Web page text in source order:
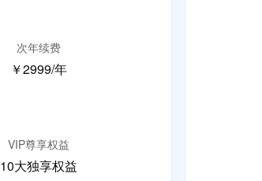
次年续费
￥2999/年
VIP尊享权益
10大独享权益